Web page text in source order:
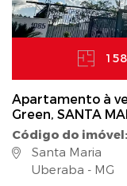
Apartamento à
Green, SANTA
Código do
Santa Maria
Uberaba - MG